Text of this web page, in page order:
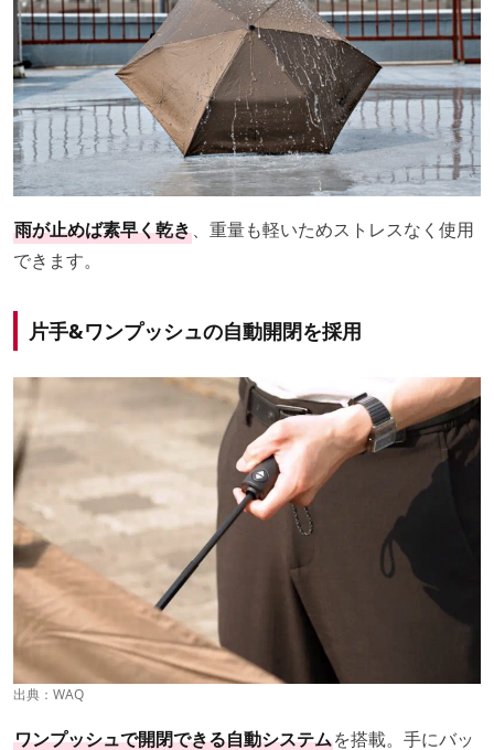
雨が止めば素早く乾き、重量も軽いためストレスなく使用
できます。
片手&ワンプッシュの自動開閉を採用
出典： WAQ
ワンプッシュで開閉できる自動システムを搭載。手にバッ